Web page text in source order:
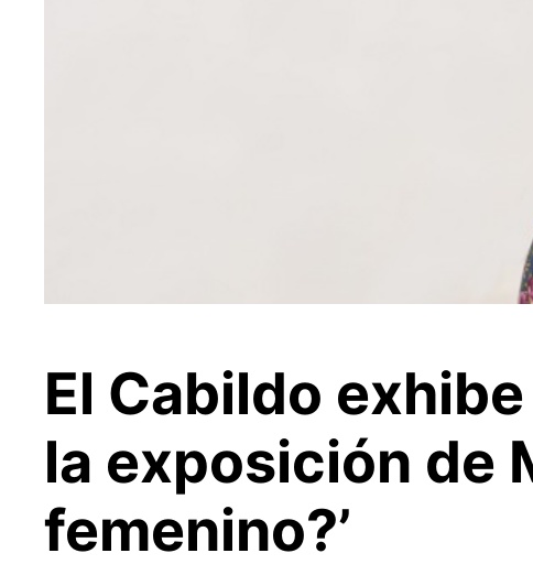
El Cabildo
la exposición de
femenino?’